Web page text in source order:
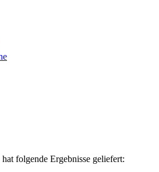
folgende Ergebnisse geliefert: